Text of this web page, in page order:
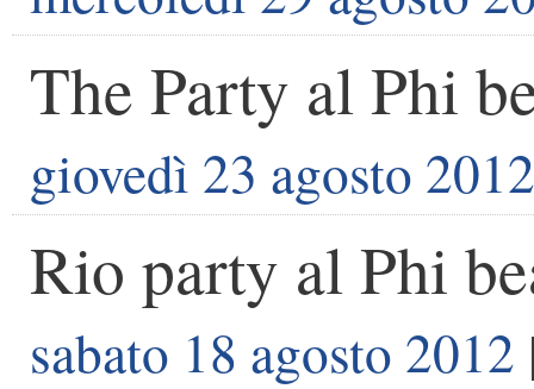
The Party al Phi
giovedì 23 agosto 2012
Rio party al Phi
sabato 18 agosto 2012